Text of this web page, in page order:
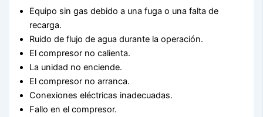
Equipo sin gas debido a una fuga o una falta de
recarga.
Ruido de flujo de agua durante la operación.
El compresor no calienta.
La unidad no enciende.
El compresor no arranca.
Conexiones eléctricas inadecuadas.
Fallo en el compresor.